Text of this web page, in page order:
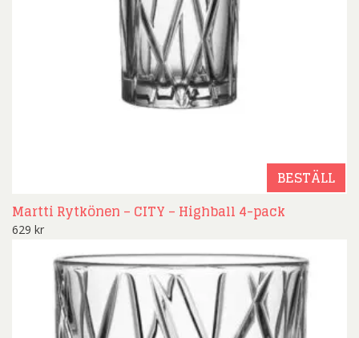
BESTÄLL
Martti Rytkönen – CITY – Highball 4-pack
629 kr